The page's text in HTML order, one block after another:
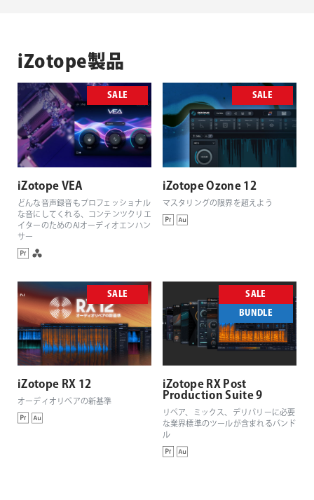
iZotope製品
SALE
iZotope VEA
どんな音声録音もプロフェッショナル
な音にしてくれる、コンテンツクリエ
イターのためのAIオーディオエンハン
サー
SALE
iZotope Ozone 12
マスタリングの限界を超えよう
SALE
iZotope RX 12
オーディオリペアの新基準
SALE
BUNDLE
iZotope RX Post
Production Suite 9
リペア、ミックス、デリバリーに必要
な業界標準のツールが含まれるバンド
ル